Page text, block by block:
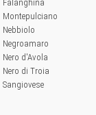
Falanghina
Montepulciano
Nebbiolo
Negroamaro
Nero d'Avola
Nero di Troia
Sangiovese